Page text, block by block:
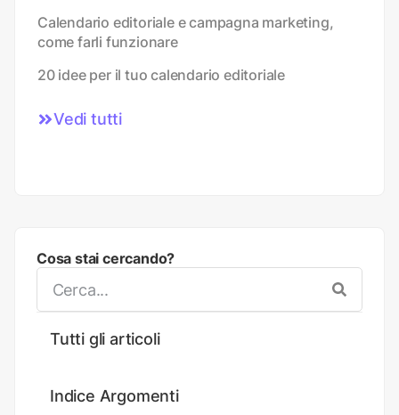
Calendario editoriale e campagna marketing,
come farli funzionare
20 idee per il tuo calendario editoriale
Vedi tutti
Cosa stai cercando?
Tutti gli articoli
Indice Argomenti